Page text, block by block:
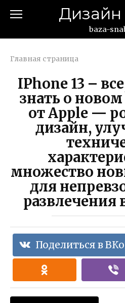
baza-
Главная страница
IPhone 13 –
знать о
от Apple —
дизайн,
множество
для
развлечения
Поделиться в